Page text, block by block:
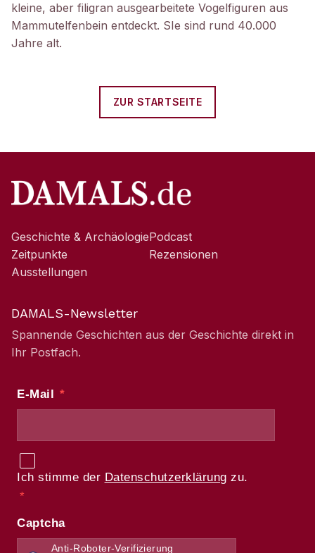
kleine, aber filigran ausgearbeitete Vogelfiguren aus
Mammutelfenbein entdeckt. SIe sind rund 40.000
Jahre alt.
ZUR STARTSEITE
Geschichte & Archäologie
Zeitpunkte
Ausstellungen
Podcast
Rezensionen
DAMALS-Newsletter
Spannende Geschichten aus der Geschichte direkt in
Ihr Postfach.